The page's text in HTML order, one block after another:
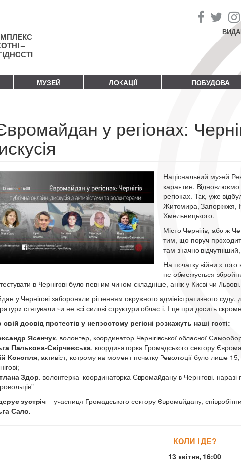
–
МУЗЕЙ ЛОКАЦІЇ ПОБУДОВА
у регіонах:
Національний музей
карантин. Відновлюємо
регіонах. Так, уже
Житомира, Запоріжжя,
Хмельницького.
Місто Чернігів, або ж
тим, що поруч
там значно
На початку війни з
не обмежується
в Чернігові було певним чином складніше, аніж у Києві чи Львові.
у Чернігові забороняли рішенням окружного адміністративного суду,
стягували чи не всі силові структури області. І це при досить
свій досвід протестів у непростому регіоні розкажуть наші гості:
Ясенчук, волонтер, координатор Чернігівської обласної
Палькова-Свірчевська, координаторка Громадського сектору
Конопля, активіст, котрому на момент початку Революції було лише
Здор, волонтерка, координаторка Євромайдану в Чернігові, наразі
зустріч– учасниця Громадського сектору Євромайдану,
Сало.
КОЛИ І ДЕ?
13 квітня, 16:00